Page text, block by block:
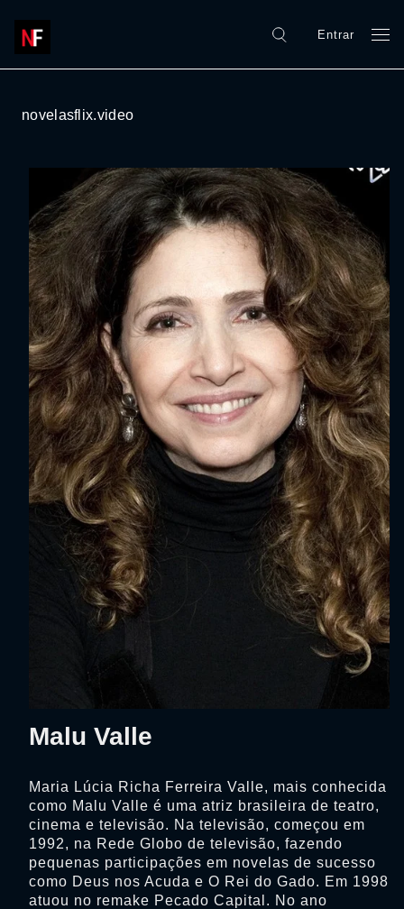
Entrar
novelasflix.video
Malu Valle
Maria Lúcia Richa Ferreira Valle, mais conhecida
como Malu Valle é uma atriz brasileira de teatro,
cinema e televisão. Na televisão, começou em
1992, na Rede Globo de televisão, fazendo
pequenas participações em novelas de sucesso
como Deus nos Acuda e O Rei do Gado. Em 1998
atuou no remake Pecado Capital. No ano